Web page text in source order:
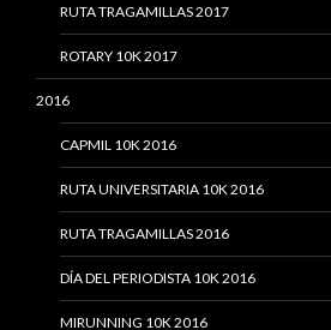
RUTA TRAGAMILLAS 2017
ROTARY 10K 2017
2016
CAPMIL 10K 2016
RUTA UNIVERSITARIA 10K 2016
RUTA TRAGAMILLAS 2016
DÍA DEL PERIODISTA 10K 2016
MIRUNNING 10K 2016